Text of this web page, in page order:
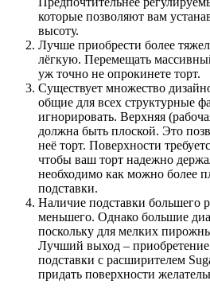
которые позволяют вам
высоту.
Лучше приобрести более
лёгкую. Перемещать
уж точно не опрокинете торт.
Существует множество
общие для всех структурные
игнорировать. Верхняя
должна быть плоской. Это
неё торт. Поверхности
чтобы ваш торт надежно
необходимо как можно более
подставки.
Наличие подставки большего
меньшего. Однако большие
поскольку для мелких
Лучший выход –
подставки с расширителем
придать поверхности